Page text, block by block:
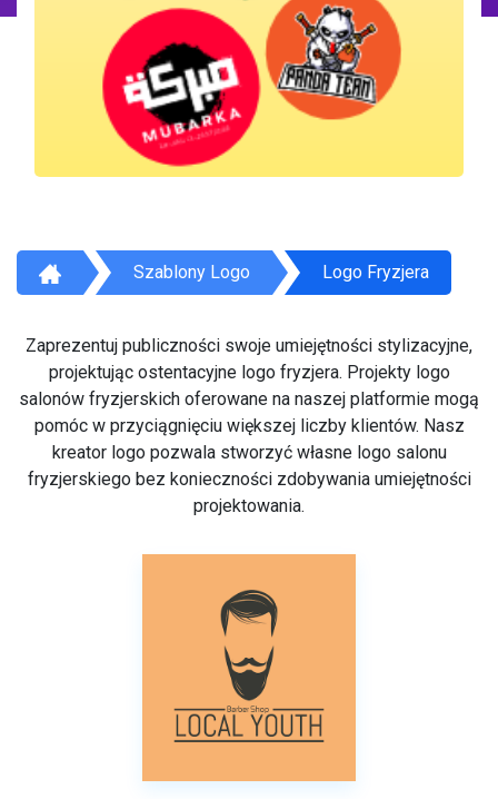
Szablony Logo Logo Fryzjera
Zaprezentuj publiczności swoje umiejętności stylizacyjne,
projektując ostentacyjne logo fryzjera. Projekty logo
salonów fryzjerskich oferowane na naszej platformie mogą
pomóc w przyciągnięciu większej liczby klientów. Nasz
kreator logo pozwala stworzyć własne logo salonu
fryzjerskiego bez konieczności zdobywania umiejętności
projektowania.